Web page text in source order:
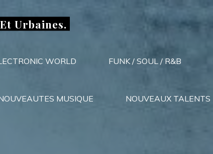
Urbaines.
WORLD FUNK / SOUL / R&B
MUSIQUE NOUVEAUX TALENTS